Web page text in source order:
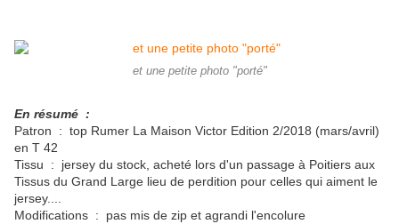
et une petite photo "porté"
En résumé :
Patron : top Rumer La Maison Victor Edition 2/2018 (mars/avril)
en T 42
Tissu : jersey du stock, acheté lors d'un passage à Poitiers aux
Tissus du Grand Large lieu de perdition pour celles qui aiment le
jersey....
Modifications : pas mis de zip et agrandi l'encolure